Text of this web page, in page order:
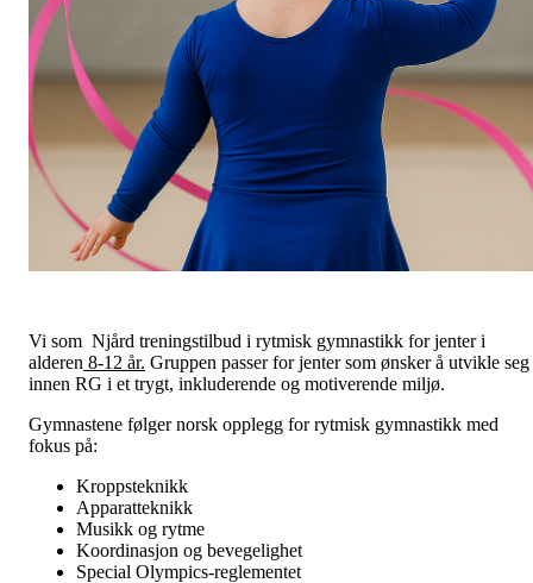
Vi som Njård treningstilbud i rytmisk gymnastikk for jenter i
alderen 8-12 år. Gruppen passer for jenter som ønsker å utvikle seg
innen RG i et trygt, inkluderende og motiverende miljø.
Gymnastene følger norsk opplegg for rytmisk gymnastikk med
fokus på:
Kroppsteknikk
Apparatteknikk
Musikk og rytme
Koordinasjon og bevegelighet
Special Olympics-reglementet